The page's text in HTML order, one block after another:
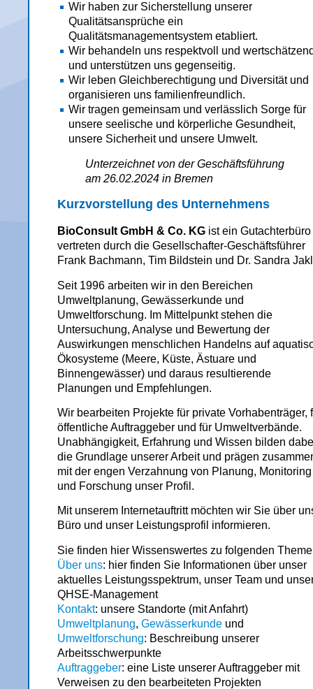
Wir haben zur Sicherstellung unserer
Qualitätsansprüche ein
Qualitätsmanagementsystem etabliert.
Wir behandeln uns respektvoll und
und unterstützen uns gegenseitig.
Wir leben Gleichberechtigung und Diversität und
organisieren uns familienfreundlich.
Wir tragen gemeinsam und verlässlich Sorge für
unsere seelische und körperliche Gesundheit,
unsere Sicherheit und unsere Umwelt.
Unterzeichnet von der Geschäftsführung
am 26.02.2024 in Bremen
Kurzvorstellung des Unternehmens
BioConsult GmbH & Co. KG ist ein Gutachterbüro
vertreten durch die Gesellschafter-Geschäftsführer
Frank Bachmann, Tim Bildstein und Dr. Sandra
Seit 1996 arbeiten wir in den Bereichen
Umweltplanung, Gewässerkunde und
Umweltforschung. Im Mittelpunkt stehen die
Untersuchung, Analyse und Bewertung der
Auswirkungen menschlichen Handelns auf
Ökosysteme (Meere, Küste, Ästuare und
Binnengewässer) und daraus resultierende
Planungen und Empfehlungen.
Wir bearbeiten Projekte für private Vorhabenträger,
öffentliche Auftraggeber und für Umweltverbände.
Unabhängigkeit, Erfahrung und Wissen bilden
die Grundlage unserer Arbeit und prägen
mit der engen Verzahnung von Planung, Monitoring
und Forschung unser Profil.
Mit unserem Internetauftritt möchten wir Sie über
Büro und unser Leistungsprofil informieren.
Sie finden hier Wissenswertes zu folgenden
Über uns: hier finden Sie Informationen über unser
aktuelles Leistungsspektrum, unser Team und
QHSE-Management
Kontakt: unsere Standorte (mit Anfahrt)
Umweltplanung, Gewässerkunde und
Umweltforschung: Beschreibung unserer
Arbeitsschwerpunkte
Auftraggeber: eine Liste unserer Auftraggeber mit
Verweisen zu den bearbeiteten Projekten